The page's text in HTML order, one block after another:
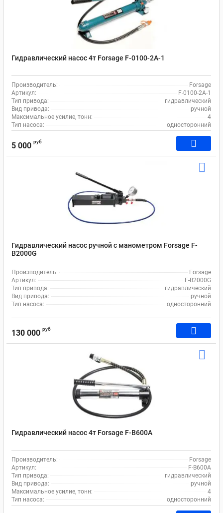
Гидравлический насос 4т Forsage F-0100-2A-1
Производитель:
Forsage
Артикул:
F-0100-2A-1
Тип привода:
гидравлический
Вид привода:
ручной
Максимальное усилие, тонн:
4
Тип насоса:
односторонний
5 000 руб
Гидравлический насос ручной с манометром Forsage F-
B2000G
Производитель:
Forsage
Артикул:
F-B2000G
Тип привода:
гидравлический
Вид привода:
ручной
Тип насоса:
односторонний
130 000 руб
Гидравлический насос 4т Forsage F-B600A
Производитель:
Forsage
Артикул:
F-B600A
Тип привода:
гидравлический
Вид привода:
ручной
Максимальное усилие, тонн:
4
Тип насоса:
односторонний